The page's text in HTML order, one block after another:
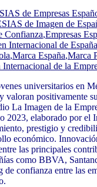
de Empresas
de Imagen de
Confianza,Empresas
Internacional de España
,Marca España,Marca
de la
universitarios en
valoran positivamente
La Imagen de la
2023, elaborado por el
prestigio y
económico.
las principales
como BBVA,
de confianza entre las